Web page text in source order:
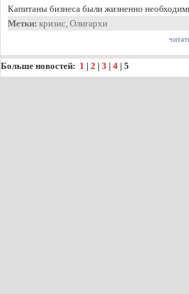
Капитаны бизнеса были жизненно
Метки: кризис, Олигархи
Больше новостей: 1 | 2 | 3 | 4 | 5